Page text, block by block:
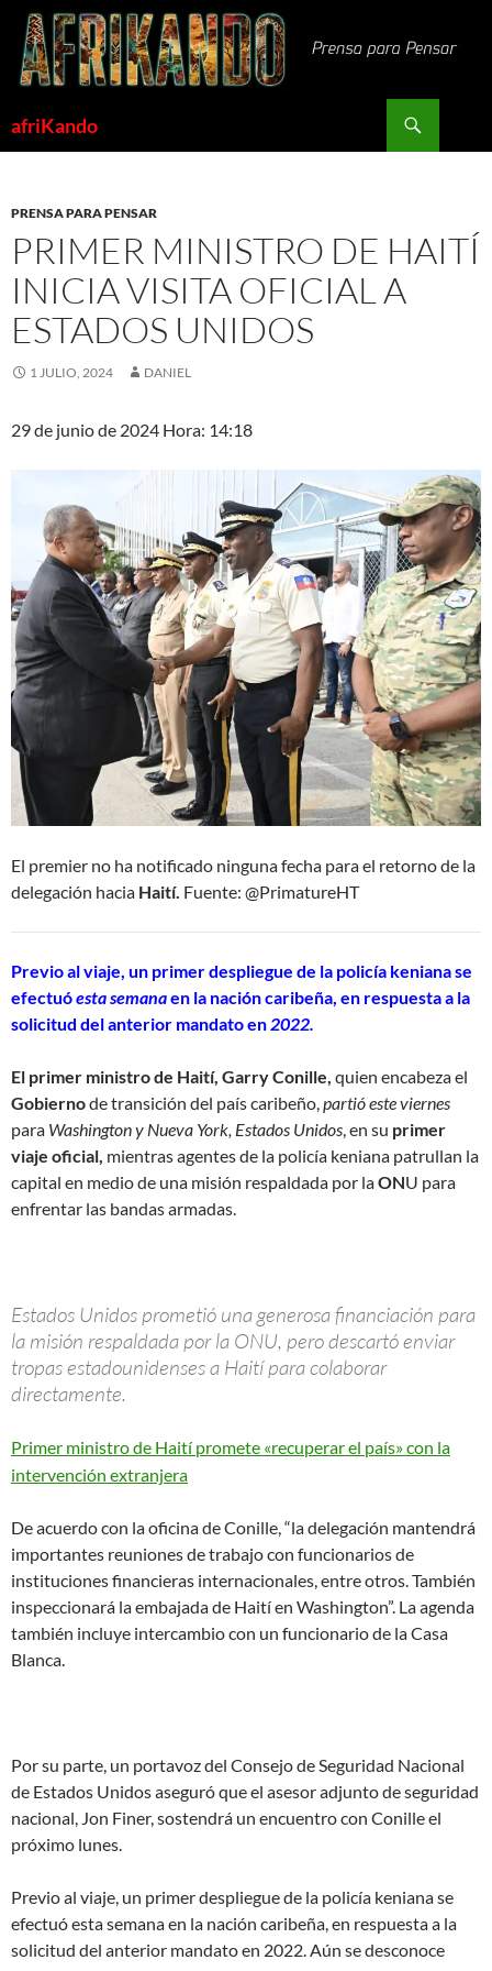
Saltar
contenido
afriKando
PRENSA PARA PENSAR
PRIMER MINISTRO DE HAITÍ
INICIA VISITA OFICIAL A
ESTADOS UNIDOS
1 JULIO, 2024 DANIEL
29 de junio de 2024 Hora: 14:18
El premier no ha notificado ninguna fecha para el retorno de la
delegación hacia Haití. Fuente: @PrimatureHT
Previo al viaje, un primer despliegue de la policía keniana se
efectuóesta semanaen la nación caribeña, en respuesta a la
solicitud del anterior mandato en2022.
El primer ministro de Haití, Garry Conille, quien encabeza el
Gobiernode transición del país caribeño,partió este viernes
para Washington y Nueva York, Estados Unidos, en su primer
viaje oficial, mientras agentes de la policía keniana patrullan la
capital en medio de una misión respaldada por laONU para
enfrentar las bandas armadas.
Estados Unidos prometió una generosa financiación para
la misión respaldada por la ONU, pero descartó enviar
tropas estadounidenses a Haití para colaborar
directamente.
Primer ministro de Haití promete «recuperar el país» con la
intervención extranjera
De acuerdo con la oficina de Conille, “la delegación mantendrá
importantes reuniones de trabajo con funcionarios de
instituciones financieras internacionales, entre otros. También
inspeccionará la embajada de Haití en Washington”. La agenda
también incluye intercambio con un funcionario de la Casa
Blanca.
Por su parte, un portavoz del Consejo de Seguridad Nacional
de Estados Unidos aseguró que el asesor adjunto de seguridad
nacional, Jon Finer, sostendrá un encuentro con Conille el
próximo lunes.
Previo al viaje, un primer despliegue de la policía keniana se
efectuó esta semana en la nación caribeña, en respuesta a la
solicitud del anterior mandato en 2022. Aún se desconoce